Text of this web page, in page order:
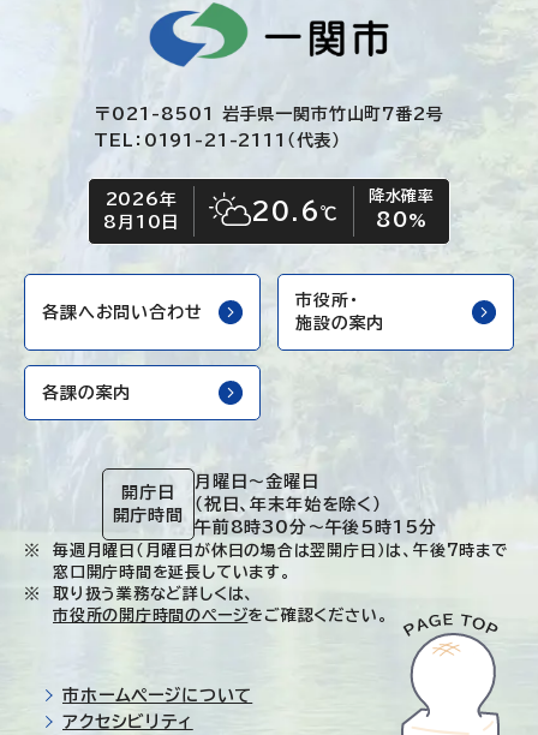
〒021-8501 岩手県一関市竹山町7番2号
TEL：0191-21-2111（代表）
今日の日付
2026年
8月10日
今日の天気
晴れ時々くもり
20.6℃
降水確率
80%
各課へお問い合わせ
市役所・
施設の案内
各課の案内
開庁日
開庁時間
月曜日～金曜日
（祝日、年末年始を除く）
午前8時30分～午後5時15分
毎週月曜日（月曜日が休日の場合は翌開庁日）は、午後7時まで
窓口開庁時間を延長しています。
取り扱う業務など詳しくは、
市役所の開庁時間のページをご確認ください。
市ホームページについて
アクセシビリティ